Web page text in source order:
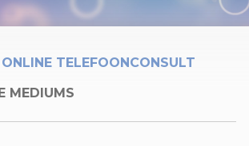
ONLINE TELEFOONCONSULT
MEDIUMS